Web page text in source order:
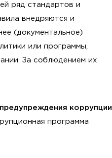
ряд стандартов и
внедряются и
(документальное)
или программы,
За соблюдением их
коррупции
программа